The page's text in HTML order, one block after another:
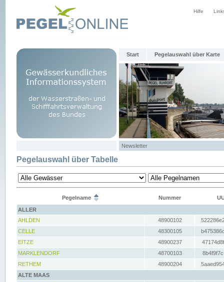
Hilfe
Start Pegelauswahl über Karte
Newsletter
Pegelauswahl über Tabelle
Pegelname Nummer
ALLER
AHLDEN
48900102
CELLE
48300105
EITZE
48900237
MARKLENDORF
48700103
RETHEM
48900204
ALTE MAAS